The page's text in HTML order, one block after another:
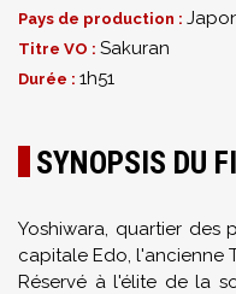
Pays de production :
Titre VO : Sakuran
Durée : 1h51
SYNOPSIS DU
Yoshiwara, quartier des
capitale Edo, l'ancienne
Réservé à l'élite de la